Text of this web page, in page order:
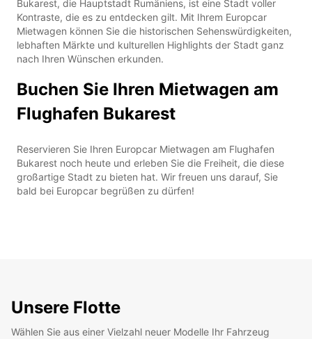
Bukarest, die Hauptstadt Rumäniens, ist eine Stadt voller
Kontraste, die es zu entdecken gilt. Mit Ihrem Europcar
Mietwagen können Sie die historischen Sehenswürdigkeiten,
lebhaften Märkte und kulturellen Highlights der Stadt ganz
nach Ihren Wünschen erkunden.
Buchen Sie Ihren Mietwagen am
Flughafen Bukarest
Reservieren Sie Ihren Europcar Mietwagen am Flughafen
Bukarest noch heute und erleben Sie die Freiheit, die diese
großartige Stadt zu bieten hat. Wir freuen uns darauf, Sie
bald bei Europcar begrüßen zu dürfen!
Unsere Flotte
Wählen Sie aus einer Vielzahl neuer Modelle Ihr Fahrzeug